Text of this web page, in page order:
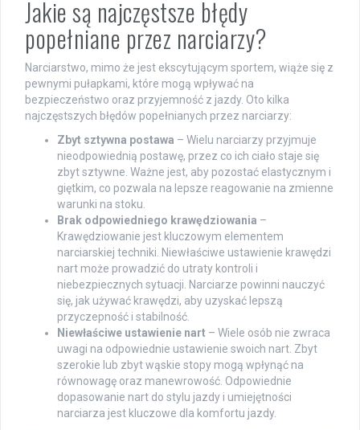
Jakie są najczęstsze błędy
popełniane przez narciarzy?
Narciarstwo, mimo że jest ekscytującym sportem, wiąże się z
pewnymi pułapkami, które mogą wpływać na
bezpieczeństwo oraz przyjemność z jazdy. Oto kilka
najczęstszych błędów popełnianych przez narciarzy:
Zbyt sztywna postawa – Wielu narciarzy przyjmuje
nieodpowiednią postawę, przez co ich ciało staje się
zbyt sztywne. Ważne jest, aby pozostać elastycznym i
giętkim, co pozwala na lepsze reagowanie na zmienne
warunki na stoku.
Brak odpowiedniego krawędziowania –
Krawędziowanie jest kluczowym elementem
narciarskiej techniki. Niewłaściwe ustawienie krawędzi
nart może prowadzić do utraty kontroli i
niebezpiecznych sytuacji. Narciarze powinni nauczyć
się, jak używać krawędzi, aby uzyskać lepszą
przyczepność i stabilność.
Niewłaściwe ustawienie nart – Wiele osób nie zwraca
uwagi na odpowiednie ustawienie swoich nart. Zbyt
szerokie lub zbyt wąskie stopy mogą wpłynąć na
równowagę oraz manewrowość. Odpowiednie
dopasowanie nart do stylu jazdy i umiejętności
narciarza jest kluczowe dla komfortu jazdy.